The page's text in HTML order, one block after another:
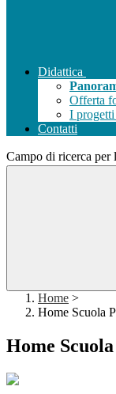
Didattica
Offerta
I progetti
Contatti
Campo di ricerca per
Home >
Home Scuola
Home